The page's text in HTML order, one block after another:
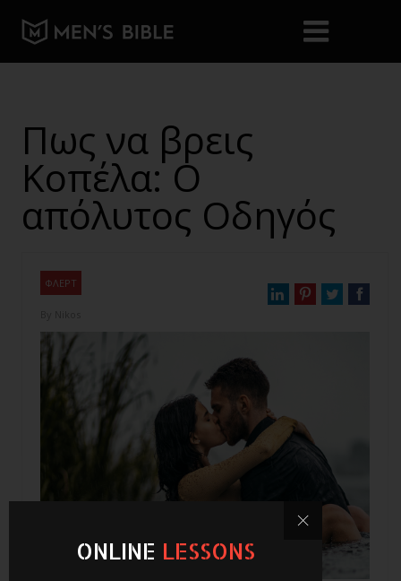
Πως να βρεις
Κοπέλα: Ο
απόλυτος Οδηγός
ΦΛΕΡΤ
ONLINE LESSONS